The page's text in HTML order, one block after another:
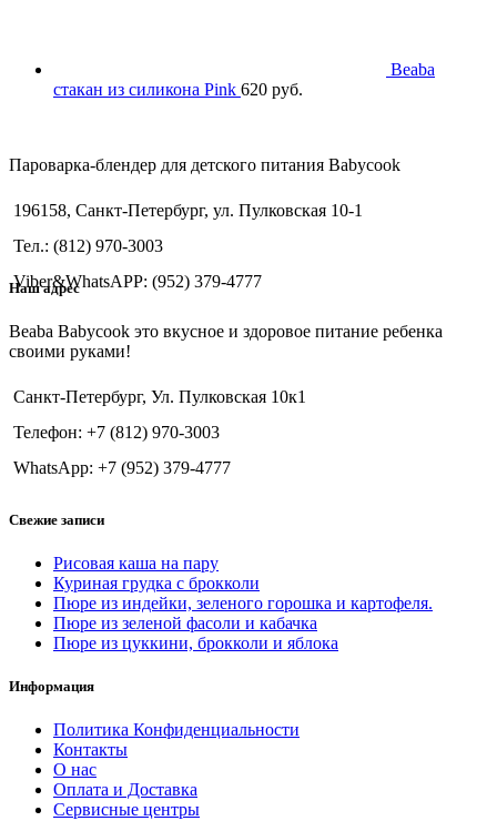
Beaba
стакан из силикона Pink 620 руб.
Пароварка-блендер для детского питания Babycook
196158, Санкт-Петербург, ул. Пулковская 10-1
Тел.: (812) 970-3003
Viber&WhatsAPP: (952) 379-4777
Наш адрес
Beaba Babycook это вкусное и здоровое питание ребенка
своими руками!
Санкт-Петербург, Ул. Пулковская 10к1
Телефон: +7 (812) 970-3003
WhatsApp: +7 (952) 379-4777
Свежие записи
Рисовая каша на пару
Куриная грудка с брокколи
Пюре из индейки, зеленого горошка и картофеля.
Пюре из зеленой фасоли и кабачка
Пюре из цуккини, брокколи и яблока
Информация
Политика Конфиденциальности
Контакты
О нас
Оплата и Доставка
Сервисные центры